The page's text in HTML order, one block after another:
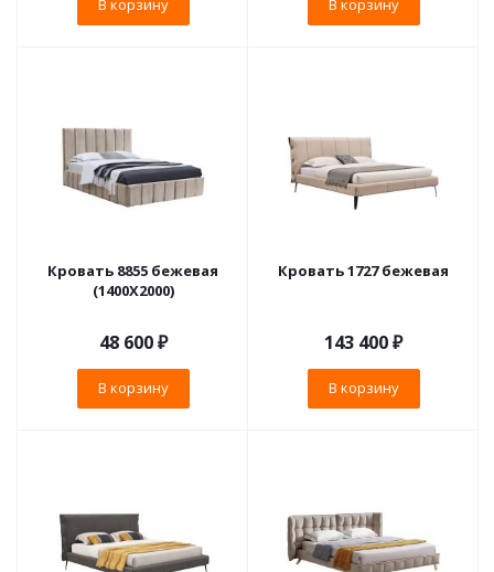
В корзину В корзину
Кровать 8855 бежевая
(1400X2000)
48 600₽
В корзину
Кровать 1727 бежевая
143 400₽
В корзину